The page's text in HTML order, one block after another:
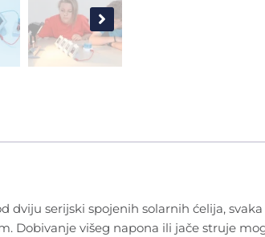
dviju serijski spojenih solarnih ćelija,
Dobivanje višeg napona ili jače struje